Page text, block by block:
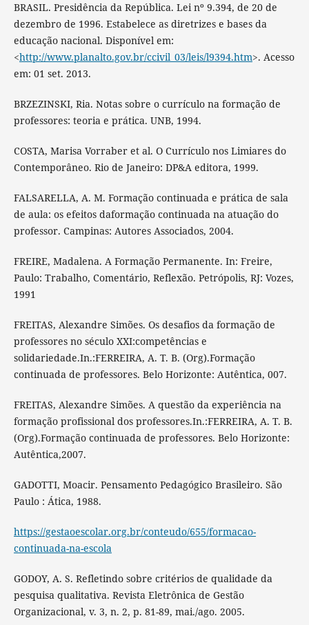
BRASIL. Presidência da República. Lei nº 9.394, de 20 de
dezembro de 1996. Estabelece as diretrizes e bases da
educação nacional. Disponível em:
<http://www.planalto.gov.br/ccivil_03/leis/l9394.htm>. Acesso
em: 01 set. 2013.
BRZEZINSKI, Ria. Notas sobre o currículo na formação de
professores: teoria e prática. UNB, 1994.
COSTA, Marisa Vorraber et al. O Currículo nos Limiares do
Contemporâneo. Rio de Janeiro: DP&A editora, 1999.
FALSARELLA, A. M. Formação continuada e prática de sala
de aula: os efeitos daformação continuada na atuação do
professor. Campinas: Autores Associados, 2004.
FREIRE, Madalena. A Formação Permanente. In: Freire,
Paulo: Trabalho, Comentário, Reflexão. Petrópolis, RJ: Vozes,
1991
FREITAS, Alexandre Simões. Os desafios da formação de
professores no século XXI:competências e
solidariedade.In.:FERREIRA, A. T. B. (Org).Formação
continuada de professores. Belo Horizonte: Autêntica, 007.
FREITAS, Alexandre Simões. A questão da experiência na
formação profissional dos professores.In.:FERREIRA, A. T. B.
(Org).Formação continuada de professores. Belo Horizonte:
Autêntica,2007.
GADOTTI, Moacir. Pensamento Pedagógico Brasileiro. São
Paulo : Ática, 1988.
https://gestaoescolar.org.br/conteudo/655/formacao-
continuada-na-escola
GODOY, A. S. Refletindo sobre critérios de qualidade da
pesquisa qualitativa. Revista Eletrônica de Gestão
Organizacional, v. 3, n. 2, p. 81-89, mai./ago. 2005.